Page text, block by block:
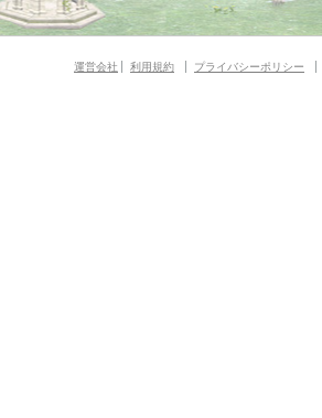
運営会社 利用規約 プライバシーポリシー